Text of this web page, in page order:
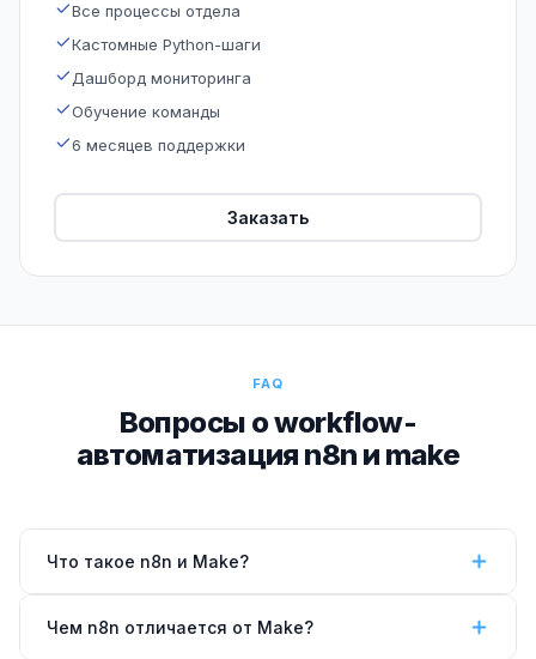
Все процессы отдела
Кастомные Python-шаги
Дашборд мониторинга
Обучение команды
6 месяцев поддержки
Заказать
FAQ
Вопросы о workflow-
автоматизация n8n и make
Что такое n8n и Make?
Позволяют визуально строить цепочки действий:
Чем n8n отличается от Make?